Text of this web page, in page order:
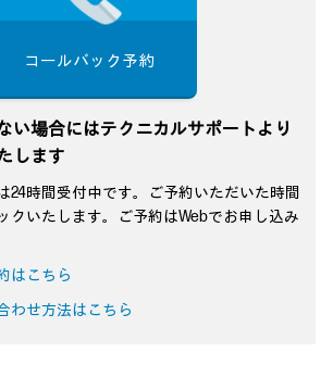
コールバック予約
い場合にはテクニカルサポートより
します
24時間受付中です。ご予約いただいた時間
クいたします。ご予約はWebでお申し込み
はこちら
わせ方法はこちら